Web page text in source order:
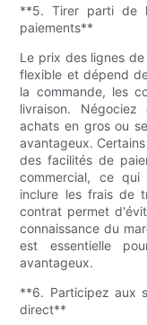
**5. Tirer parti de
paiements**
Le prix des lignes
flexible et dépend
la commande, les
livraison.
achats en gros ou
avantageux.
des facilités de
commercial, ce qui
inclure les frais de
contrat permet
connaissance du
est essentielle
avantageux.
**6. Participez aux
direct**